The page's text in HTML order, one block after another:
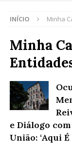
INÍCIO Minha
Minha
e Diálogo
União: ‘Aqui